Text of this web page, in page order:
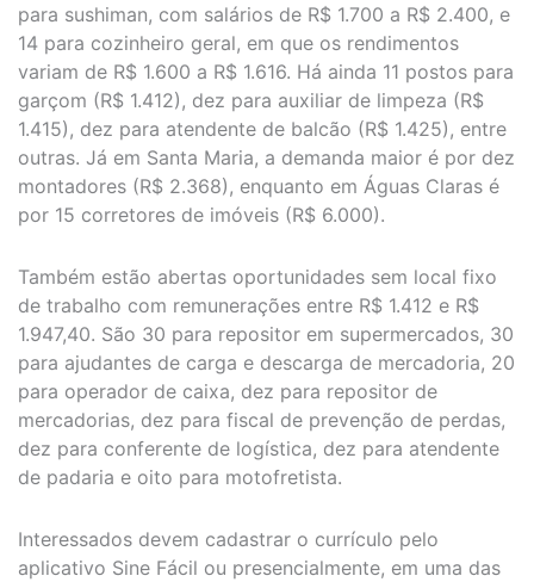
para sushiman, com salários de R$ 1.700 a R$ 2.400, e
14 para cozinheiro geral, em que os rendimentos
variam de R$ 1.600 a R$ 1.616. Há ainda 11 postos para
garçom (R$ 1.412), dez para auxiliar de limpeza (R$
1.415), dez para atendente de balcão (R$ 1.425), entre
outras. Já em Santa Maria, a demanda maior é por dez
montadores (R$ 2.368), enquanto em Águas Claras é
por 15 corretores de imóveis (R$ 6.000).
Também estão abertas oportunidades sem local fixo
de trabalho com remunerações entre R$ 1.412 e R$
1.947,40. São 30 para repositor em supermercados, 30
para ajudantes de carga e descarga de mercadoria, 20
para operador de caixa, dez para repositor de
mercadorias, dez para fiscal de prevenção de perdas,
dez para conferente de logística, dez para atendente
de padaria e oito para motofretista.
Interessados devem cadastrar o currículo pelo
aplicativo Sine Fácil ou presencialmente, em uma das